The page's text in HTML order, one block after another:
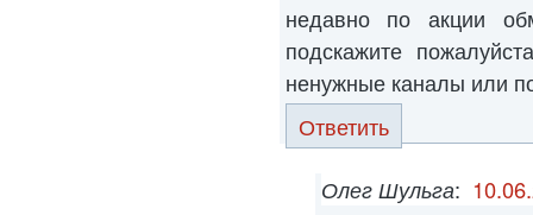
недавно по акции
подскажите
ненужные каналы или
Ответить
Олег Шульга: